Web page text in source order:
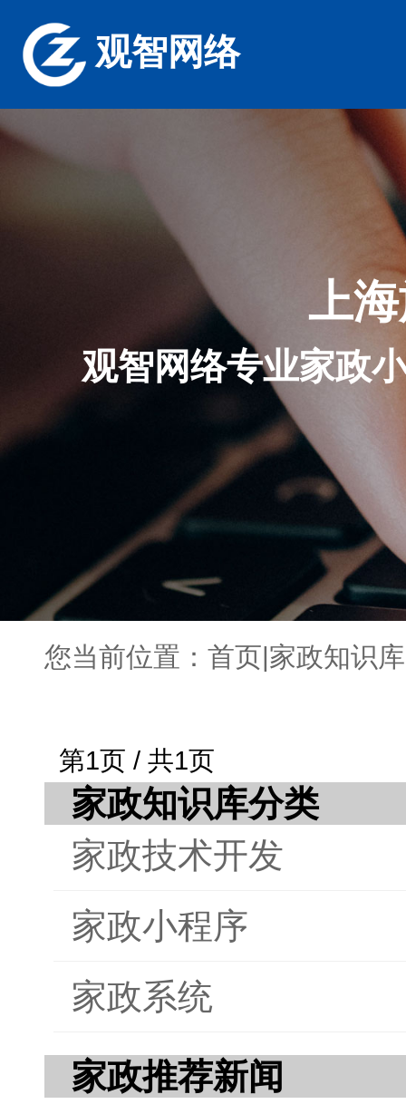
观智网络
上
观智网络专业家政
您当前位置： 首页|家政知识库
第1页 / 共1页
家政知识库分类
家政技术开发
家政小程序
家政系统
家政推荐新闻